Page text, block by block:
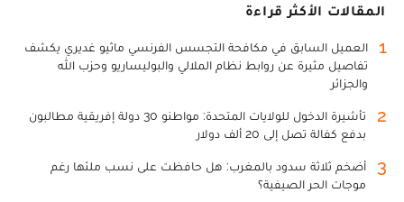
المقالات الأكثر قراءة
1
العميل السابق في مكافحة التجسس الفرنسي ماثيو غديري يكشف
تفاصيل مثيرة عن روابط نظام الملالي والبوليساريو وحزب الله
والجزائر
2
تأشيرة الدخول للولايات المتحدة: مواطنو 30 دولة إفريقية مطالبون
بدفع كفالة تصل إلى 20 ألف دولار
3
أضخم ثلاثة سدود بالمغرب: هل حافظت على نسب ملئها رغم
موجات الحر الصيفية؟